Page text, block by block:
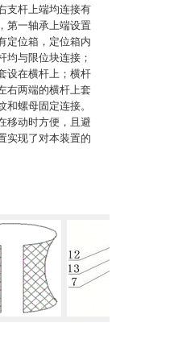
支杆上端均连接有
第一轴承上端设置
定位箱，定位箱内
均与限位块连接；
设在横杆上；横杆
右两端的横杆上套
螺母固定连接。
移动时方便，且避
实现了对本装置的